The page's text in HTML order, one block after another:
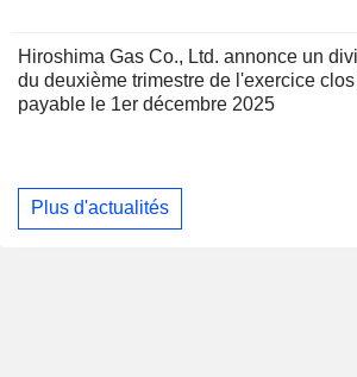
Hiroshima Gas Co., Ltd. annonce un
du deuxième trimestre de l'exercice
payable le 1er décembre 2025
Plus d'actualités